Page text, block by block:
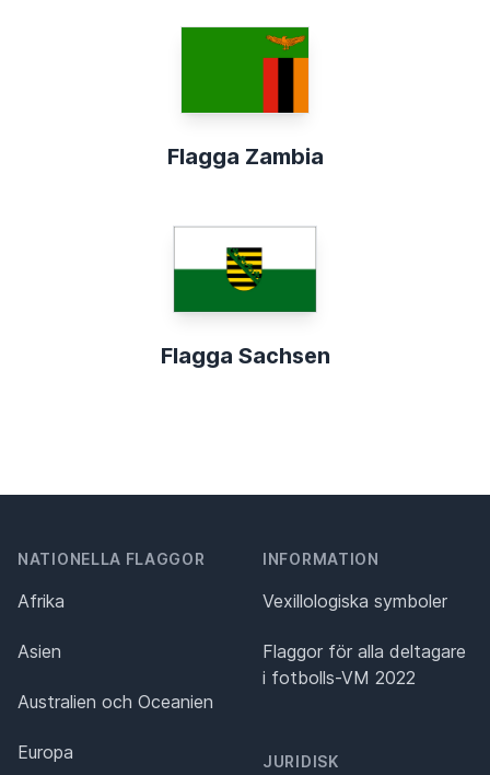
Flagga Zambia
Flagga Sachsen
NATIONELLA FLAGGOR
Afrika
Asien
Australien och Oceanien
Europa
INFORMATION
Vexillologiska symboler
Flaggor för alla deltagare
i fotbolls-VM 2022
JURIDISK